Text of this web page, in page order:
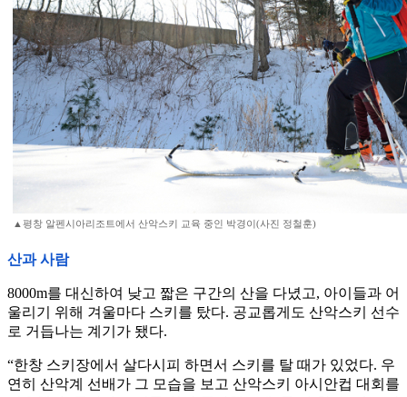
▲평창 알펜시아리조트에서 산악스키 교육 중인 박경이(사진 정철훈)
산과 사람
8000m를 대신하여 낮고 짧은 구간의 산을 다녔고, 아이들과 어
울리기 위해 겨울마다 스키를 탔다. 공교롭게도 산악스키 선수
로 거듭나는 계기가 됐다.
“한창 스키장에서 살다시피 하면서 스키를 탈 때가 있었다. 우
연히 산악계 선배가 그 모습을 보고 산악스키 아시안컵 대회를